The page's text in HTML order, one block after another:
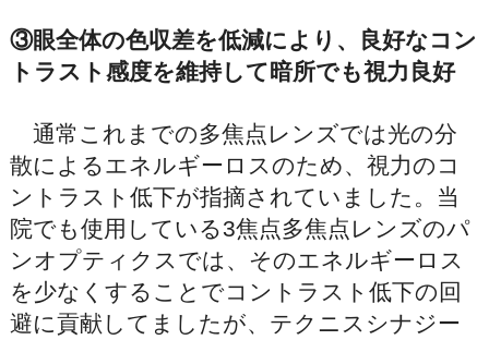
③眼全体の色収差を低減により、良好なコン
トラスト感度を維持して暗所でも視力良好
通常これまでの多焦点レンズでは光の分
散によるエネルギーロスのため、視力のコ
ントラスト低下が指摘されていました。当
院でも使用している3焦点多焦点レンズのパ
ンオプティクスでは、そのエネルギーロス
を少なくすることでコントラスト低下の回
避に貢献してましたが、テクニスシナジー